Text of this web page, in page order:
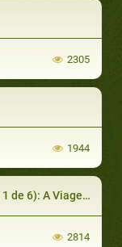
2305
1944
A Viagem Noturna
2814